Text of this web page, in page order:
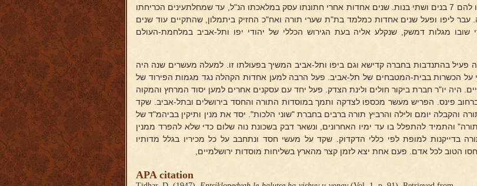
סופר") ונולדו להם 7 בנים ושתי בנות. שנים אחדות אחרי חתונתו עסק במלאכתו הנ"ל, עד שמחלתעינים הכריחתו
עבר ליפו ופעל שנים אחדות כמלמד בת"ת שערי תורה ואח"כ החזיק ביתמלון, שהתקיים עוד שנים
שובו מגלות דמשק, שנקלע אליה בעת הגירוש הכללי של יהודי יפו ותל-אביב במלחמת-העולם
פעיל בהתנדבות בחברה קדישא וגם ביפו ותל-אביב המשיך בפעולתו זו. למעלה מעשרים שנה היה
על הכשרות בבית-המטבחים של תל-אביב. פעל הרבה למען אחדות הקהלה נגד מגמות הפירוד של
היה יו"ר חברת ביקור חולים ולינת הצדק. פעל יחד עם עסקנים אחרים למען יסוד המרחץ והמקוה
פינס. הפריש מעשר מכספו לצדקה ותמך במוסדות התורה והחסד בירושלים ובתל-אביב. שקד
והקבלה יומם ולילה והרביץ תורה ברבים בחברת "שוני הלכות". יסד את מנין ותיקין בביהמ"ד של
והתמיד להתפלל בו עד ימיו האחרונים, ונשאר דבק בשכונת נוה שלום כדי שלא להפרד ממנין
בדייקנות למופת לפי כללי הדקדוק. שקד על מעשי חסד ונתחבב על כל מכיריו בגלל מדותיו
הטוב לכל אדם. פעם אחת יצא לזמן קצר מהארץ בשליחות מוסדות ירושלמיים,
APA citation